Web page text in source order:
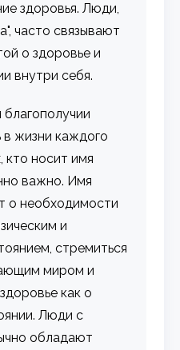
здоровья. Люди,
часто связывают
о здоровье и
внутри себя.
жизни каждого
кто носит имя
важно. Имя
о необходимости
и
стремиться
миром и
как о
Люди с
обладают